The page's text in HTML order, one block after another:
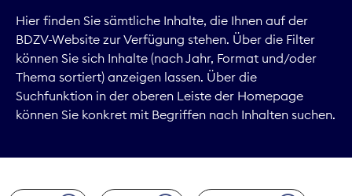
Digitales
Kommunikation
Marktdaten
Hier finden Sie sämtliche Inhalte, die Ihnen auf der
BDZV-Website zur Verfügung stehen. Über die Filter
können Sie sich Inhalte (nach Jahr, Format und/oder
Thema sortiert) anzeigen lassen. Über die
Suchfunktion in der oberen Leiste der Homepage
können Sie konkret mit Begriffen nach Inhalten suchen.